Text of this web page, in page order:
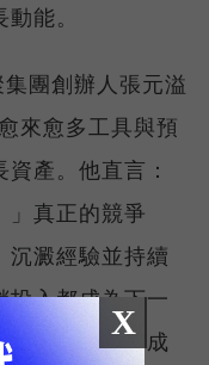
能。
團創辦人張元溢
來愈多工具與預
產。他直言：
」真正的競爭
沉澱經驗並持續
投入都成為下一
、自我進化的成
X